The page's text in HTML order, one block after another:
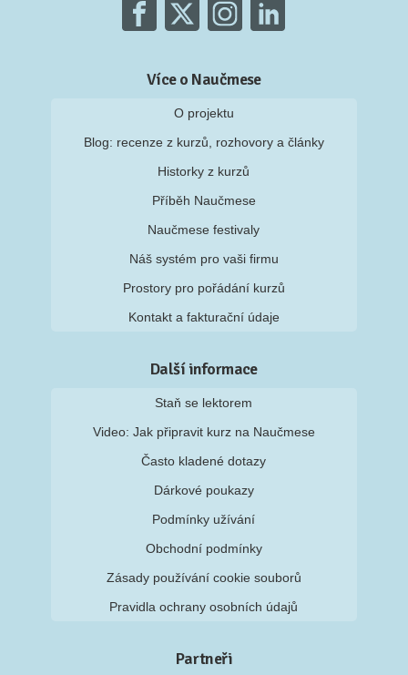
Více o Naučmese
O projektu
Blog: recenze z kurzů, rozhovory a články
Historky z kurzů
Příběh Naučmese
Naučmese festivaly
Náš systém pro vaši firmu
Prostory pro pořádání kurzů
Kontakt a fakturační údaje
Další informace
Staň se lektorem
Video: Jak připravit kurz na Naučmese
Často kladené dotazy
Dárkové poukazy
Podmínky užívání
Obchodní podmínky
Zásady používání cookie souborů
Pravidla ochrany osobních údajů
Partneři